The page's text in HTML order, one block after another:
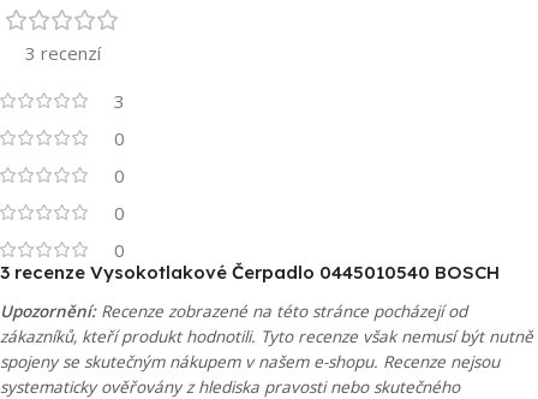
3 recenzí
3
0
0
0
0
3 recenze Vysokotlakové Čerpadlo 0445010540 BOSCH
Upozornění:Recenze zobrazené na této stránce pocházejí od
zákazníků, kteří produkt hodnotili. Tyto recenze však nemusí být nutně
spojeny se skutečným nákupem v našem e-shopu. Recenze nejsou
systematicky ověřovány z hlediska pravosti nebo skutečného